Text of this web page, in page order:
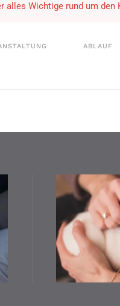
alles Wichtige rund um
ABLAUF